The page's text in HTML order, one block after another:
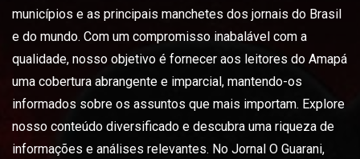
municípios e as principais manchetes dos jornais do Brasil
e do mundo. Com um compromisso inabalável com a
qualidade, nosso objetivo é fornecer aos leitores do Amapá
uma cobertura abrangente e imparcial, mantendo-os
informados sobre os assuntos que mais importam. Explore
nosso conteúdo diversificado e descubra uma riqueza de
informações e análises relevantes. No Jornal O Guarani,